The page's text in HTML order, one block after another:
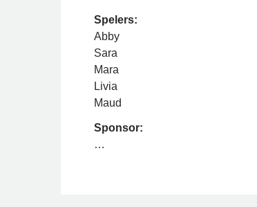
Spelers:
Abby
Sara
Mara
Livia
Maud
Sponsor:
…